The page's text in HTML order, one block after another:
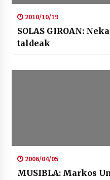
2010/10/19
SOLAS GIROAN:
taldeak
2006/04/05
MUSIBLA: Markos